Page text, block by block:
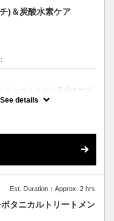
)＆炭酸水素ケア
ニュー！イタリアのオーガ
ド【ヴィラロドラ】を使用
いたわりながら染めていき
アしていく特別メニューが
ます！
See details
Est. Duration：Approx. 2 hrs
タニカルトリートメン